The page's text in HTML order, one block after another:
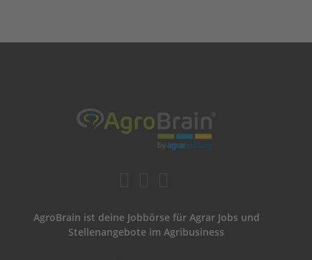
AgroBrain ist deine Jobbörse für Agrar Jobs und
Stellenangebote im Agribusiness